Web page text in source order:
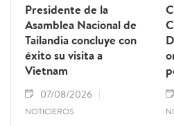
Presidente de la
Asamblea Nacional de
Tailandia concluye con
éxito su visita a
Vietnam
07/08/2026
NOTICIEROS